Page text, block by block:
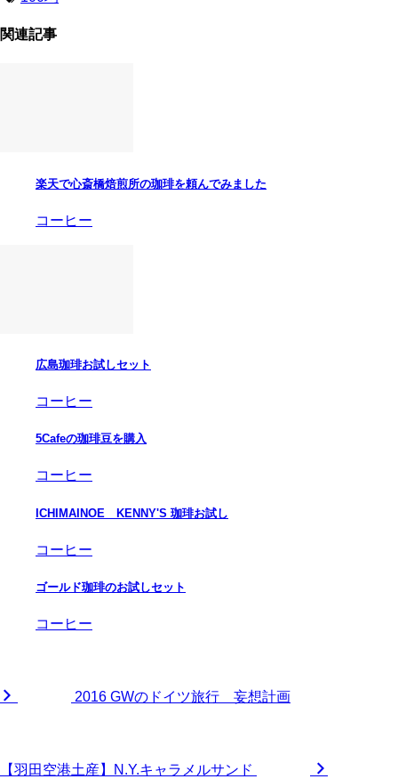
関連記事
楽天で心斎橋焙煎所の珈琲を頼んでみました
コーヒー
広島珈琲お試しセット
コーヒー
5Cafeの珈琲豆を購入
コーヒー
ICHIMAINOE KENNY'S 珈琲お試し
コーヒー
ゴールド珈琲のお試しセット
コーヒー
2016 GWのドイツ旅行 妄想計画
【羽田空港土産】N.Y.キャラメルサンド